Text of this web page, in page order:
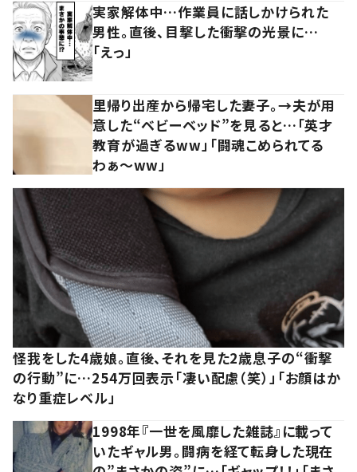
実家解体中…作業員に話しかけられた
男性。直後、目撃した衝撃の光景に…
「えっ」
里帰り出産から帰宅した妻子。→夫が用
意した“ベビーベッド”を見ると…「英才
教育が過ぎるww」「闘魂こめられてる
わぁ～ww」
怪我をした4歳娘。直後、それを見た2歳息子の“衝撃
の行動”に…254万回表示「凄い配慮（笑）」「お顔はか
なり重症レベル」
1998年『一世を風靡した雑誌』に載って
いたギャル男。闘病を経て転身した現在